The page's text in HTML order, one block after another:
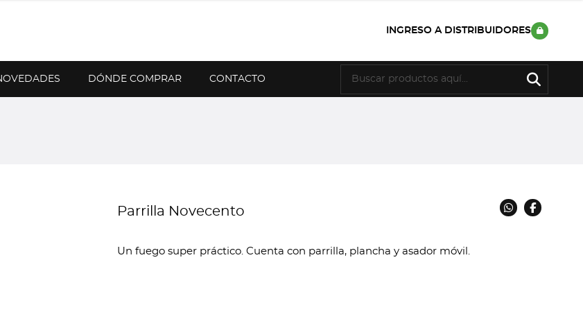
INGRESO A DISTRIBUIDORES
DÓNDE COMPRAR CONTACTO
Parrilla Novecento
Un fuego super práctico. Cuenta con parrilla, plancha y asador móvil.